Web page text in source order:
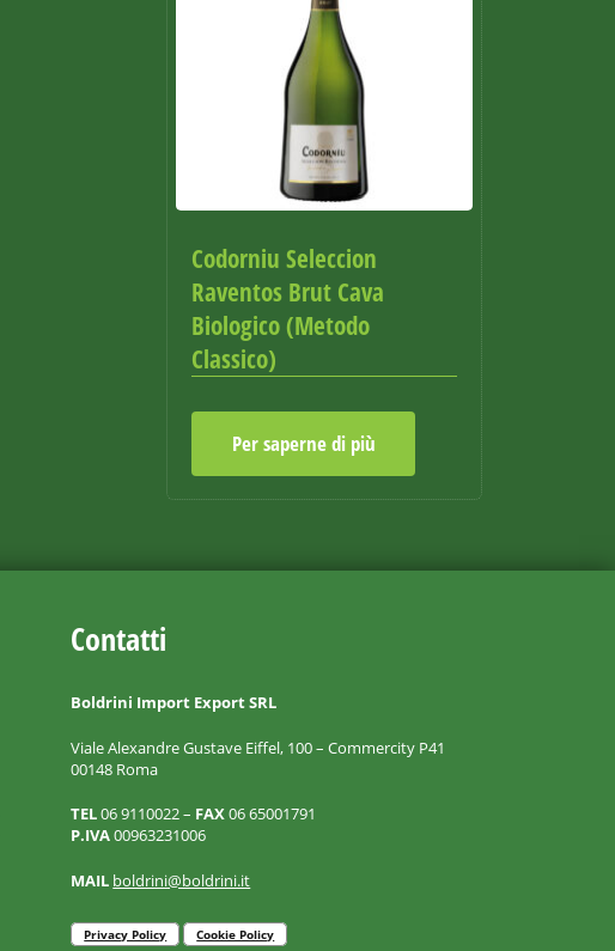
Codorniu Seleccion
Raventos Brut Cava
Biologico (Metodo
Classico)
Per saperne di più
Contatti
Boldrini Import Export SRL
Viale Alexandre Gustave Eiffel, 100 – Commercity P41
00148 Roma
TEL06 9110022 – FAX06 65001791
P.IVA00963231006
MAIL boldrini@boldrini.it
Privacy Policy Cookie Policy